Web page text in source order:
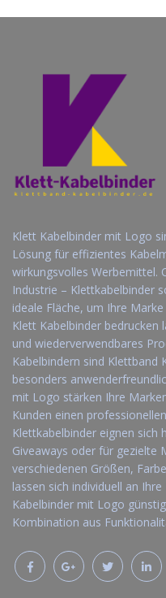
Klett Kabelbinder mit Logo
Lösung für effizientes
wirkungsvolles Werbemittel.
Industrie – Klettkabelbinder
ideale Fläche, um Ihre
Klett Kabelbinder bedrucken
und wiederverwendbares
Kabelbindern sind Klettband
besonders
mit Logo stärken Ihre
Kunden einen
Klettkabelbinder eignen sich
Giveaways oder für gezielte
verschiedenen Größen,
lassen sich individuell an
Kabelbinder mit Logo
Kombination aus